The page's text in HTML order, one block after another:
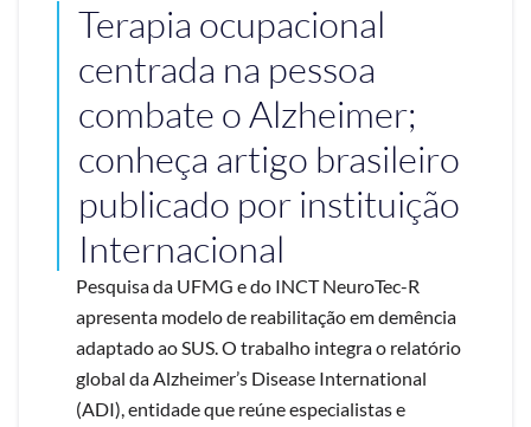
Terapia ocupacional
centrada na pessoa
combate o Alzheimer;
conheça artigo brasileiro
publicado por instituição
Internacional
Pesquisa da UFMG e do INCT NeuroTec-R
apresenta modelo de reabilitação em demência
adaptado ao SUS. O trabalho integra o relatório
global da Alzheimer’s Disease International
(ADI), entidade que reúne especialistas e